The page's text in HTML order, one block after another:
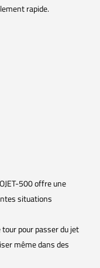
rapide.
500 offre une
situations
pour passer du jet
même dans des